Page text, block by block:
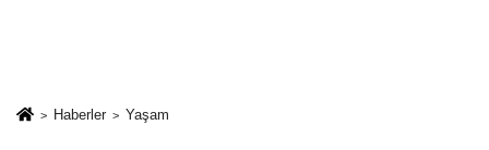
Haberler Yaşam